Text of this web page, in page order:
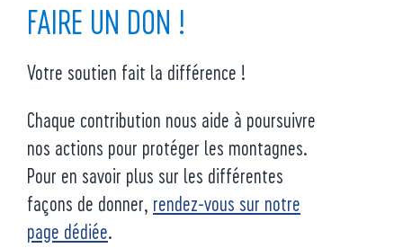
FAIRE UN DON !
Votre soutien fait la différence !
Chaque contribution nous aide à poursuivre
nos actions pour protéger les montagnes.
Pour en savoir plus sur les différentes
façons de donner, rendez-vous sur notre
page dédiée.